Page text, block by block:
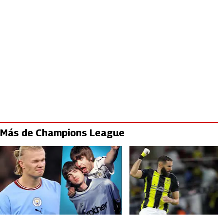
Más de Champions League